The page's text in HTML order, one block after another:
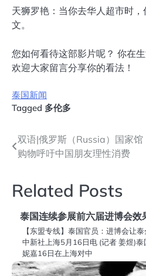
天狮罗艳：当你去华人超市时
文。
您如何看待这部影片呢？ 你在
欢迎大家留言分享你的看法！
泰国新闻
Tagged 多伦多
文
章
导
双语|俄罗斯（Russia）国家馆
购物呼吁中国朋友理性消费
Related Posts
泰国连续参展前六届进博会效
【东盟专线】泰国官员：进博会让
中新社上海5月16日电 (记者 姜煜)
妮嘉16日在上海对中